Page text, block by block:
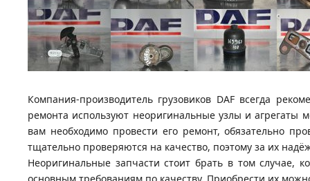
Компания-производитель грузовиков DAF всегда
ремонта используют неоригинальные узлы и агрегаты
вам необходимо провести его ремонт, обязательно
тщательно проверяются на качество, поэтому за их
Неоригинальные запчасти стоит брать в том случае,